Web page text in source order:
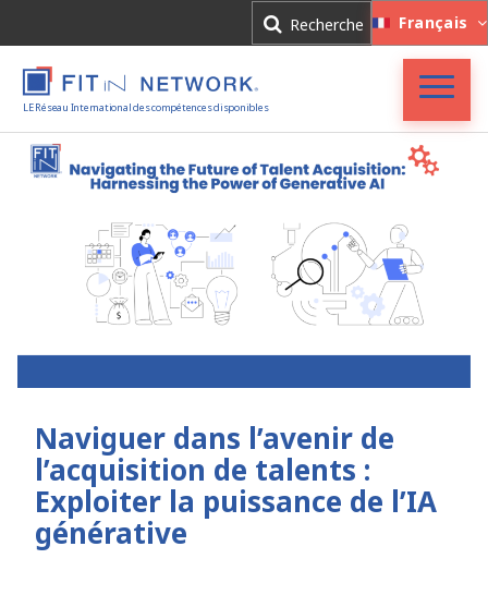
Recherche Français
LE Réseau International des compétences disponibles
Accueil
FIT in NETWORK®
Entreprises
Experts
Actualités
Connexion
Inscription
Naviguer dans l’avenir de
l’acquisition de talents :
Exploiter la puissance de l’IA
générative